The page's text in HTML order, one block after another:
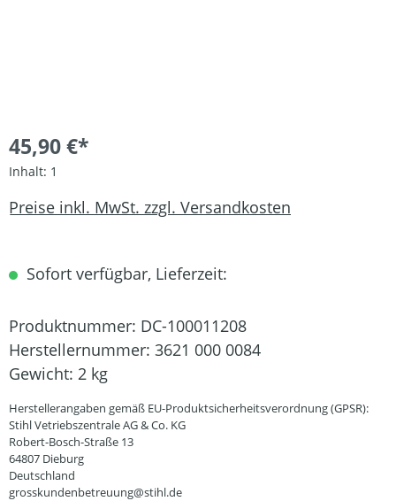
45,90 €*
Inhalt: 1
Preise inkl. MwSt. zzgl. Versandkosten
Sofort verfügbar, Lieferzeit:
Produktnummer: DC-100011208
Herstellernummer: 3621 000 0084
Gewicht: 2 kg
Herstellerangaben gemäß EU-Produktsicherheitsverordnung (GPSR):
Stihl Vetriebszentrale AG & Co. KG
Robert-Bosch-Straße 13
64807 Dieburg
Deutschland
grosskundenbetreuung@stihl.de